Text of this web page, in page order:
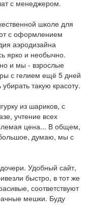
с менеджером.
школе для
с оформлением
аэродизайна
ярко и необычно.
и мы - взрослые
с гелием ещё 5 дней
такую красоту.
из шариков, с
учтение всех
цена... В общем,
думаю, мы с
Удобный сайт,
быстро, в тот же
соответствуют
мешки. Буду